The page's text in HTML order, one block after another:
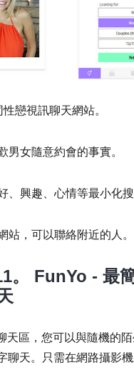
戀視訊聊天網站。
男女隨意約會的事實。
、興趣、心情等最小化搜
站，可以聯絡附近的人。
。 FunYo - 最
天區，您可以與隨機的
聊天。只需在網路攝影